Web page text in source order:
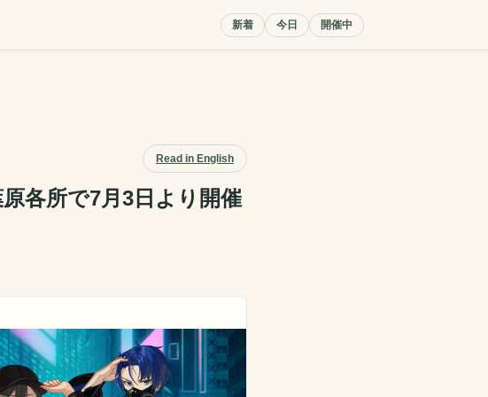
新着 今日 開催中
Read in English
各所で7月3日より開催